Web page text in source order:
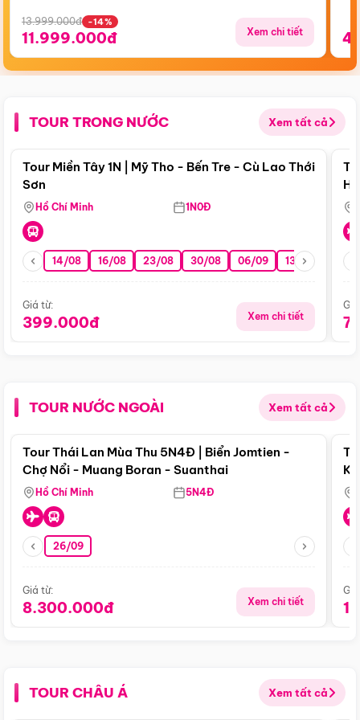
13.999.000đ -14%
11.999.000đ Xem chi tiết
TOUR TRONG NƯỚC Xem tất cả
Điểm nổi bật
Tour Miền Tây 1N | Mỹ Tho - Bến Tre - Cù Lao Thới
Sơn
Hồ Chí Minh 1N0Đ
14/08 16/08 23/08 30/08 06/09 13/09 20/09
Giá từ:
399.000đ Xem chi tiết
TOUR NƯỚC NGOÀI Xem tất cả
Điểm nổi bật
Tour Thái Lan Mùa Thu 5N4Đ | Biển Jomtien -
Chợ Nổi - Muang Boran - Suanthai
Hồ Chí Minh 5N4Đ
26/09
Giá từ:
8.300.000đ Xem chi tiết
TOUR CHÂU Á Xem tất cả
Điểm nổi bật